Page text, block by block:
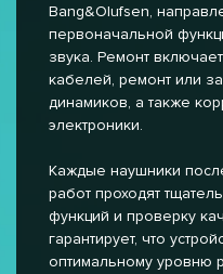
Bang&Olufsen,
первоначальной
звука. Ремонт
кабелей, ремонт или
динамиков, а также
электроники.
Каждые наушники
работ проходят
функций и проверку
гарантирует, что
оптимальному уровню